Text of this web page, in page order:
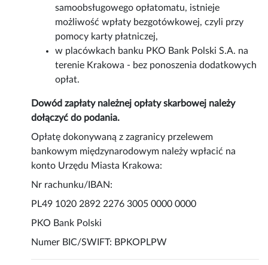
samoobsługowego opłatomatu, istnieje
możliwość wpłaty bezgotówkowej, czyli przy
pomocy karty płatniczej,
w placówkach banku PKO Bank Polski S.A. na
terenie Krakowa - bez ponoszenia dodatkowych
opłat.
Dowód zapłaty należnej opłaty skarbowej należy
dołączyć do podania.
Opłatę dokonywaną z zagranicy przelewem
bankowym międzynarodowym należy wpłacić na
konto Urzędu Miasta Krakowa:
Nr rachunku/IBAN:
PL49 1020 2892 2276 3005 0000 0000
PKO Bank Polski
Numer BIC/SWIFT: BPKOPLPW